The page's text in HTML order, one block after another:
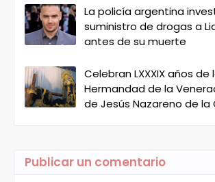
La policía argentina
suministro de drogas a
antes de su muerte
Celebran LXXXIX años de
Hermandad de la
de Jesús Nazareno de la
Publicar un comentario